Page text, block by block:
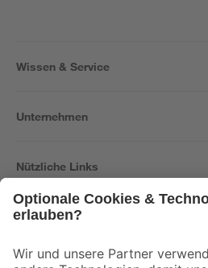
Wissen & Service
Unternehmen
Nützliche Links
Der toom Newsletter: Keine Angebote und